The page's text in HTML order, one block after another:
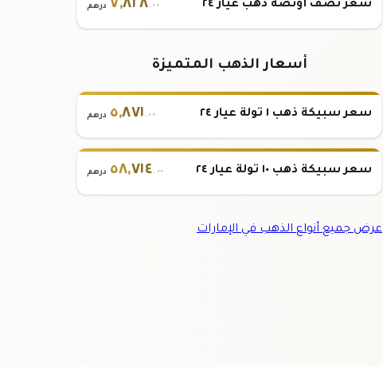
سعر نصف أونصة ذهب عيار ٢٤ ٧,٨٢٨.٠٠ درهم
أسعار الذهب المتميزة
سعر سبيكة ذهب ١ تولة عيار ٢٤ ٥,٨٧١ .٠٠ درهم
سعر سبيكة ذهب ١٠ تولة عيار ٢٤ ٥٨,٧١٤.٠٠ درهم
عرض جميع أنواع الذهب في الإمارات